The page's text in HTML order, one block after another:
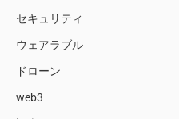
セキュリティ
ウェアラブル
ドローン
web3